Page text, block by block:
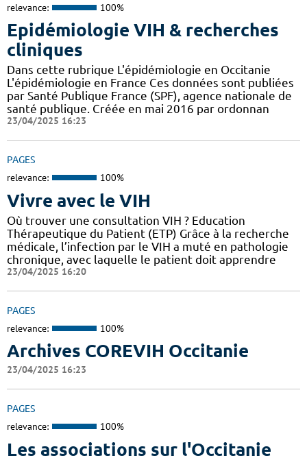
relevance: 100%
Epidémiologie VIH & recherches
cliniques
Dans cette rubrique L'épidémiologie en Occitanie
L'épidémiologie en France Ces données sont publiées
par Santé Publique France (SPF), agence nationale de
santé publique. Créée en mai 2016 par ordonnan
23/04/2025 16:23
PAGES
relevance: 100%
Vivre avec le VIH
Où trouver une consultation VIH ? Education
Thérapeutique du Patient (ETP) Grâce à la recherche
médicale, l’infection par le VIH a muté en pathologie
chronique, avec laquelle le patient doit apprendre
23/04/2025 16:20
PAGES
relevance: 100%
Archives COREVIH Occitanie
23/04/2025 16:23
PAGES
relevance: 100%
Les associations sur l'Occitanie